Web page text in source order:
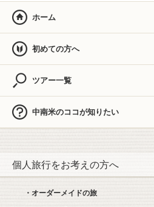
ホーム
初めての方へ
ツアー一覧
中南米のココが知りたい
個人旅行をお考えの方へ
・オーダーメイドの旅